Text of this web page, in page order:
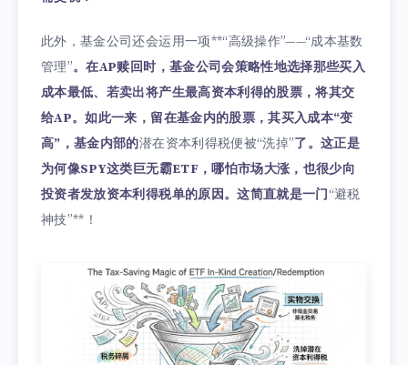
此外，基金公司还会运用一项**“高级操作”——“成本基数
管理”。在AP赎回时，基金公司会策略性地选择那些买入
成本最低、若卖出将产生最高资本利得的股票，将其交
给AP。如此一来，留在基金内的股票，其买入成本“变
高”，基金内部的潜在资本利得税便被“洗掉”了。这正是
为何像SPY这类巨无霸ETF，哪怕市场大涨，也很少向
投资者发放资本利得税单的原因。这简直就是一门“避税
神技”**！